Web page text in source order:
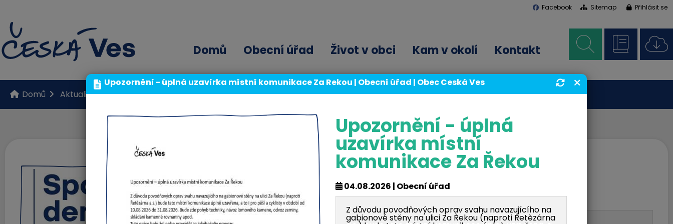
Facebook Sitemap Přihlásit se
Domů Obecní úřad Život v obci Kam v okolí Kontakt
Domů Aktuality Život v obci Sportovní den
Sportovní den
11.06.2026 | Život v obci
Upozornění - úplná uzavírka místní komunikace Za Řekou | Obecní úřad | Obec Česká Ves
Upozornění - úplná
uzavírka místní
komunikace Za Řekou
04.08.2026 | Obecní úřad
Z důvodu povodňových oprav svahu navazujícího na
gabionové stěny na ulici Za Řekou (naproti Řetězárna